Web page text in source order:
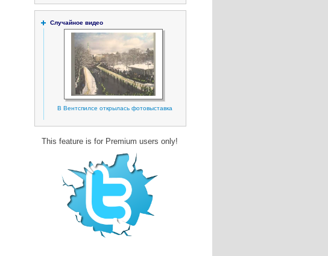
Случайное видео
В Вентспилсе открылась фотовыставка
This feature is for Premium users only!